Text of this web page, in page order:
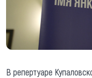
В репертуаре